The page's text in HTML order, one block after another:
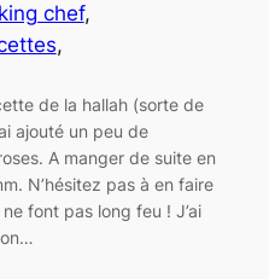
chef
de la hallah (sorte de
ajouté un peu de
A manger de suite en
N’hésitez pas à en faire
font pas long feu ! J’ai